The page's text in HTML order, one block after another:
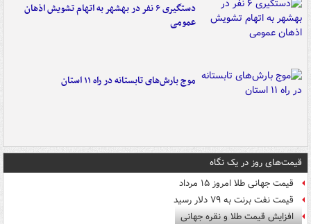
دستگیری ۶ نفر در بهشهر به اتهام تشویش اذهان
عمومی
موج بارش‌های تابستانه در راه ۱۱ استان
قیمت‌های روز در یک نگاه
قیمت جهانی طلا امروز ۱۵ مرداد
قیمت نفت برنت به ۷۹ دلار رسید
افزایش قیمت طلا و نقره جهانی